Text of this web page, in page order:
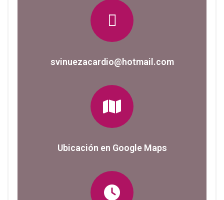
svinuezacardio@hotmail.com
Ubicación en Google Maps